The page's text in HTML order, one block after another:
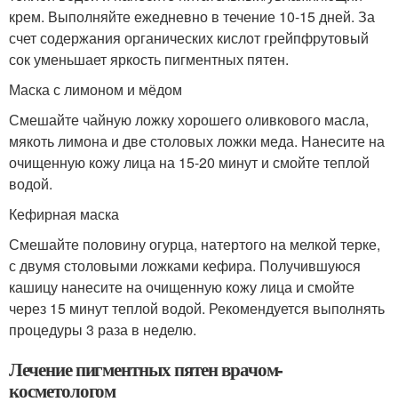
крем. Выполняйте ежедневно в течение 10-15 дней. За
счет содержания органических кислот грейпфрутовый
сок уменьшает яркость пигментных пятен.
Маска с лимоном и мёдом
Смешайте чайную ложку хорошего оливкового масла,
мякоть лимона и две столовых ложки меда. Нанесите на
очищенную кожу лица на 15-20 минут и смойте теплой
водой.
Кефирная маска
Смешайте половину огурца, натертого на мелкой терке,
с двумя столовыми ложками кефира. Получившуюся
кашицу нанесите на очищенную кожу лица и смойте
через 15 минут теплой водой. Рекомендуется выполнять
процедуры 3 раза в неделю.
Лечение пигментных пятен врачом-
косметологом